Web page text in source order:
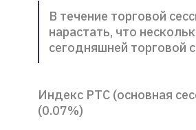
В течение торговой
нарастать, что
сегодняшней торговой
Индекс РТС (основная
(0.07%)